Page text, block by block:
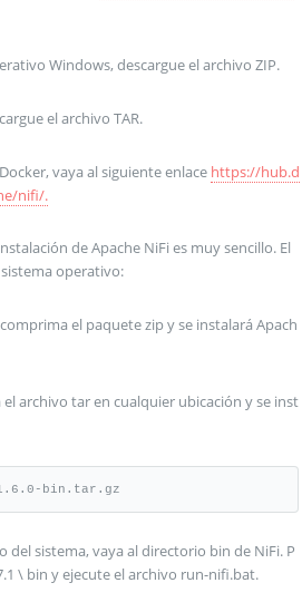
Windows, descargue el archivo ZIP.
el archivo TAR.
vaya al siguiente enlace https://hub.d
nifi/.
de Apache NiFi es muy sencillo. El
operativo:
el paquete zip y se instalará Apach
archivo tar en cualquier ubicación y se inst
bin.tar.gz
del sistema, vaya al directorio bin de NiFi. P
\ bin y ejecute el archivo run-nifi.bat.